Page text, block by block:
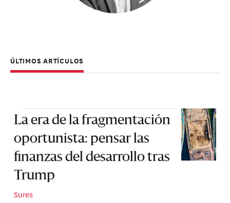
ÚLTIMOS ARTÍCULOS
La era de la fragmentación
oportunista: pensar las
finanzas del desarrollo tras
Trump
Sures